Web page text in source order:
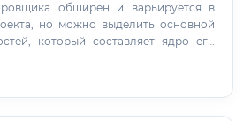
обширен и варьируется в
но можно выделить основной
который составляет ядро его
интервью, выявление